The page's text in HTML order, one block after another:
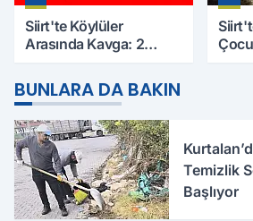
Siirt'te Köylüler
Arasında Kavga: 2
Ağır
BUNLARA DA BAKIN
Temizlik
Başlıyor